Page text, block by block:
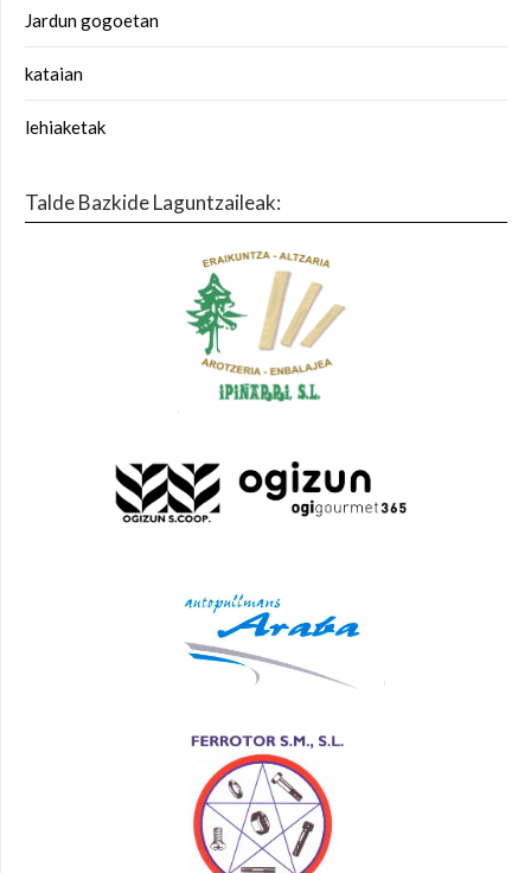
Jardun gogoetan
kataian
lehiaketak
Talde Bazkide Laguntzaileak: